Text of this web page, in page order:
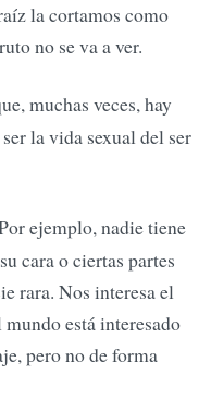
la cortamos como
no se va a ver.
muchas veces, hay
la vida sexual del ser
ejemplo, nadie tiene
cara o ciertas partes
rara. Nos interesa el
está interesado
pero no de forma